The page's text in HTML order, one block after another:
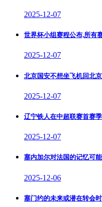
2025-12-07
世界杯小组赛程公布,所有
2025-12-07
北京国安不想坐飞机回北
2025-12-07
辽宁铁人在中超联赛首赛
2025-12-07
塞内加尔对法国的记忆可
2025-12-06
塞门约的未来或潜在转会